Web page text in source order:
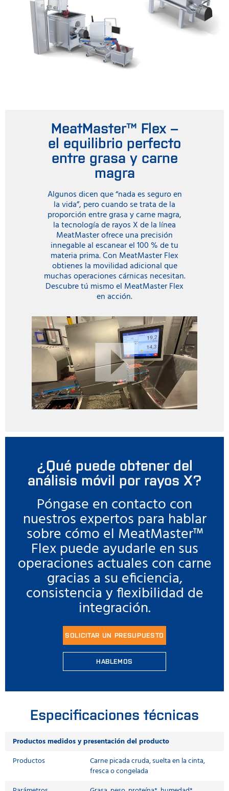
MeatMaster™ Flex –
el equilibrio perfecto
entre grasa y carne
magra
Algunos dicen que “nada es seguro en
la vida”, pero cuando se trata de la
proporción entre grasa y carne magra,
la tecnología de rayos X de la línea
MeatMaster ofrece una precisión
innegable al escanear el 100 % de tu
materia prima. Con MeatMaster Flex
obtienes la movilidad adicional que
muchas operaciones cárnicas necesitan.
Descubre tú mismo el MeatMaster Flex
en acción.
¿Qué puede obtener del
análisis móvil por rayos X?
Póngase en contacto con
nuestros expertos para hablar
sobre cómo el MeatMaster™
Flex puede ayudarle en sus
operaciones actuales con carne
gracias a su eficiencia,
consistencia y flexibilidad de
integración.
SOLICITAR UN PRESUPUESTO
HABLEMOS
Especificaciones técnicas
Productos medidos y presentación del producto
Productos
Carne picada cruda, suelta en la cinta,
fresca o congelada